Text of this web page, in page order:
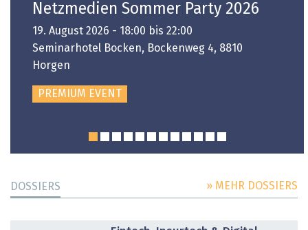
Netzmedien Sommer Party 2026
19. August 2026 - 18:00 bis 22:00
Seminarhotel Bocken, Bockenweg 4, 8810
Horgen
PREMIUM EVENT
DOSSIERS » MEHR DOSSIERS